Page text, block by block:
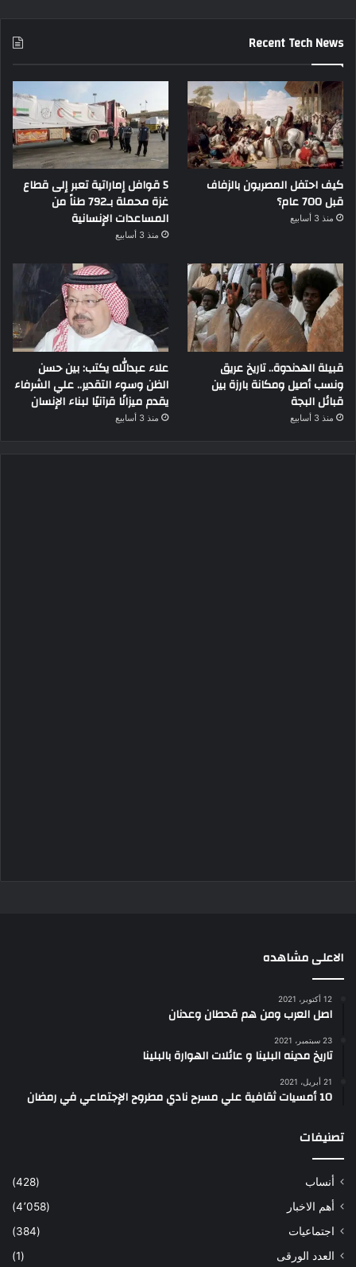
Recent Tech News
كيف احتفل المصريون بالزفاف
قبل 700 عام؟
منذ 3 أسابيع
5 قوافل إماراتية تعبر إلى قطاع
غزة محملة بـ792 طناً من
المساعدات الإنسانية
منذ 3 أسابيع
قبيلة الهدندوة.. تاريخ عريق
ونسب أصيل ومكانة بارزة بين
قبائل البجة
منذ 3 أسابيع
علاء عبدالله يكتب: بين حسن
الظن وسوء التقدير.. علي الشرفاء
يقدم ميزانًا قرآنيًا لبناء الإنسان
منذ 3 أسابيع
الاعلى مشاهده
12 أكتوبر، 2021
اصل العرب ومن هم قحطان وعدنان
23 سبتمبر، 2021
تاريخ مدينه البلينا و عائلات الهوارة بالبلينا
21 أبريل، 2021
10 أمسيات ثقافية علي مسرح نادي مطروح الإجتماعي في رمضان
تصنيفات
أنساب
(428)
أهم الاخبار
(4٬058)
اجتماعيات
(384)
العدد الورقى
(1)